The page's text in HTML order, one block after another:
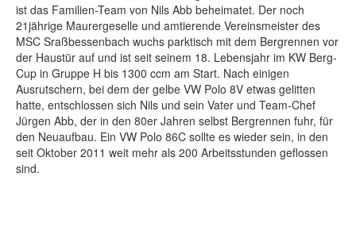
ist das Familien-Team von Nils Abb beheimatet. Der noch
21jährige Maurergeselle und amtierende Vereinsmeister des
MSC Sraßbessenbach wuchs parktisch mit dem Bergrennen vor
der Haustür auf und ist seit seinem 18. Lebensjahr im KW Berg-
Cup in Gruppe H bis 1300 ccm am Start. Nach einigen
Ausrutschern, bei dem der gelbe VW Polo 8V etwas gelitten
hatte, entschlossen sich Nils und sein Vater und Team-Chef
Jürgen Abb, der in den 80er Jahren selbst Bergrennen fuhr, für
den Neuaufbau. Ein VW Polo 86C sollte es wieder sein, in den
seit Oktober 2011 weit mehr als 200 Arbeitsstunden geflossen
sind.